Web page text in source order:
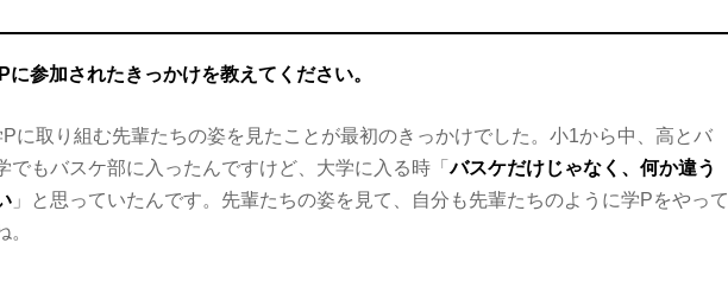
参加されたきっかけを教えてください。
に取り組む先輩たちの姿を見たことが最初のきっかけでした。小1から中、高とバ
でもバスケ部に入ったんですけど、大学に入る時「バスケだけじゃなく、何か違う
」と思っていたんです。先輩たちの姿を見て、自分も先輩たちのように学Pをやって